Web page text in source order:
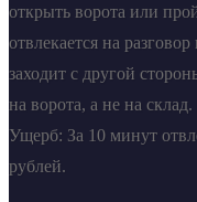
открыть ворота или
отвлекается на
заходит с другой
на ворота, а не на склад.
Ущерб: За 10 минут
рублей.